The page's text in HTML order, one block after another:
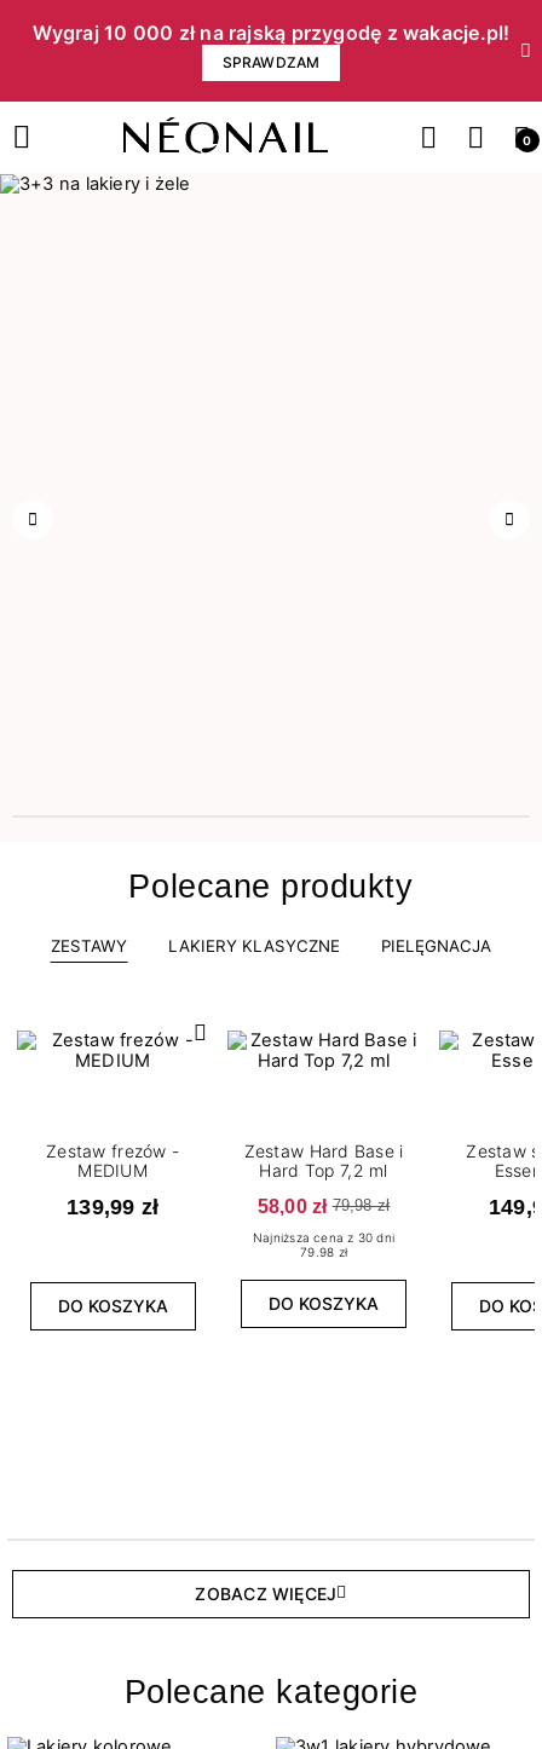
Wygraj 10 000 zł na rajską przygodę z wakacje.pl!​
SPRAWDZAM
0
Polecane produkty
ZESTAWY LAKIERY KLASYCZNE PIELĘGNACJA
Zestaw frezów -
MEDIUM
139,99 zł
DO KOSZYKA
Zestaw Hard Base i
Hard Top 7,2 ml
58,00 zł 79,98 zł
Najniższa cena z 30 dni
79.98 zł
DO KOSZYKA
Zestaw
DO
ZOBACZ WIĘCEJ
Polecane kategorie